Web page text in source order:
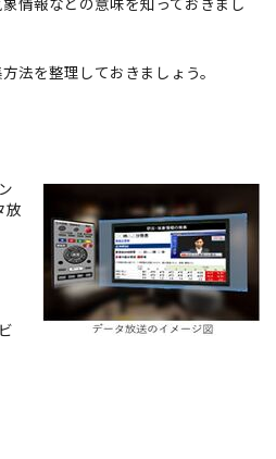
法を整理しておきましょう。
放